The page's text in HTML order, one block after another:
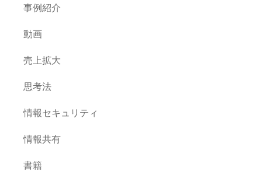
事例紹介
動画
売上拡大
思考法
情報セキュリティ
情報共有
書籍